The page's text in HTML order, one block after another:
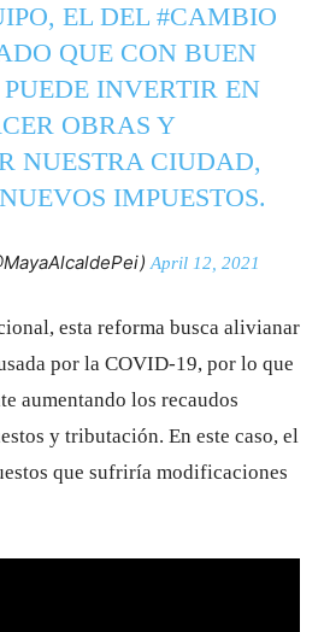
EL DEL#CAMBIO
QUE CON BUEN
INVERTIR EN
OBRAS Y
NUESTRA CIUDAD,
IMPUESTOS.
April 12, 2021
esta reforma busca alivianar
por la COVID-19, por lo que
aumentando los recaudos
y tributación. En este caso, el
que sufriría modificaciones